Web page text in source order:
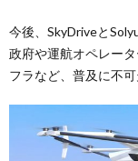
今後、SkyDriveと
政府や運航オペレー
フラなど、普及に不